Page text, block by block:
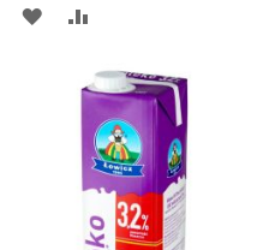
DODAJ
LISTY
ŻYCZEŃ